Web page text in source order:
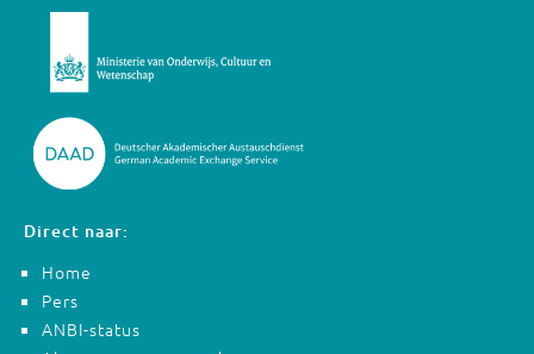
Direct naar:
Home
Pers
ANBI-status